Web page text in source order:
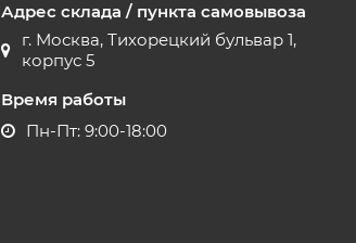
Адрес склада / пункта самовывоза
г. Москва, Тихорецкий бульвар 1,
корпус 5
Время работы
Пн-Пт: 9:00-18:00